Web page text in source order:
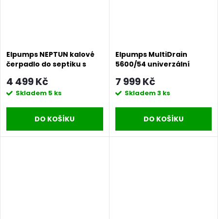
Elpumps NEPTUN kalové
čerpadlo do septiku s
4 499 Kč
Skladem 5 ks
DO KOŠÍKU
Elpumps MultiDrain
5600/54 univerzální
7 999 Kč
Skladem3 ks
DO KOŠÍKU